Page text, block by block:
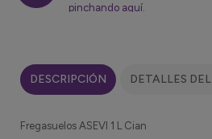
pinchando aquí.
DESCRIPCIÓN DETALLES
Fregasuelos ASEVI 1 L Cian